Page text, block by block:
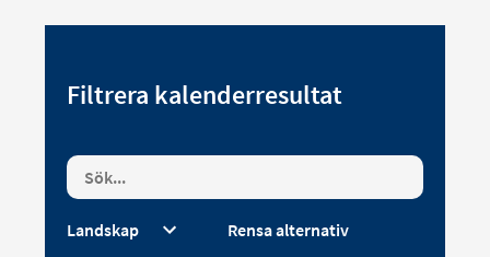
Filtrera kalenderresultat
Rensa alternativ